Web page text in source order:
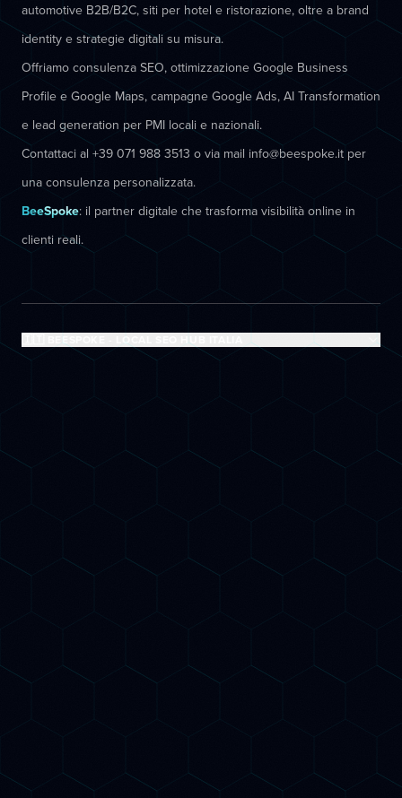
automotive B2B/B2C, siti per hotel e ristorazione, oltre a brand
identity e strategie digitali su misura.
Offriamo consulenza SEO, ottimizzazione Google Business
Profile e Google Maps, campagne Google Ads, AI Transformation
e lead generation per PMI locali e nazionali.
Contattaci al +39 071 988 3513 o via mail info@beespoke.it per
una consulenza personalizzata.
BeeSpoke: il partner digitale che trasforma visibilità online in
clienti reali.